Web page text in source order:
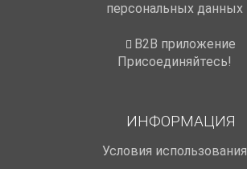
персональных данных
B2B приложение
Присоединяйтесь!
ИНФОРМАЦИЯ
Условия использования